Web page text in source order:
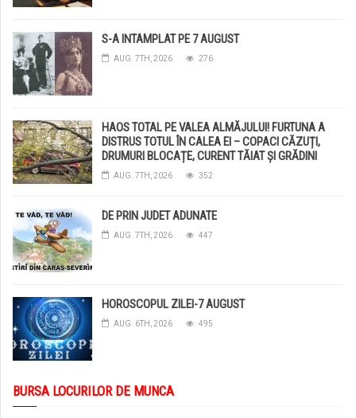
S-A INTAMPLAT PE 7 AUGUST
AUG. 7TH, 2026 276
HAOS TOTAL PE VALEA ALMĂJULUI! FURTUNA A
DISTRUS TOTUL ÎN CALEA EI – COPACI CĂZUȚI,
DRUMURI BLOCAȚE, CURENT TĂIAT ȘI GRĂDINI
DISTRUSE DE GRINDINĂ!
AUG. 7TH, 2026 352
DE PRIN JUDET ADUNATE
AUG. 7TH, 2026 447
HOROSCOPUL ZILEI-7 AUGUST
AUG. 6TH, 2026 495
BURSA LOCURILOR DE MUNCA